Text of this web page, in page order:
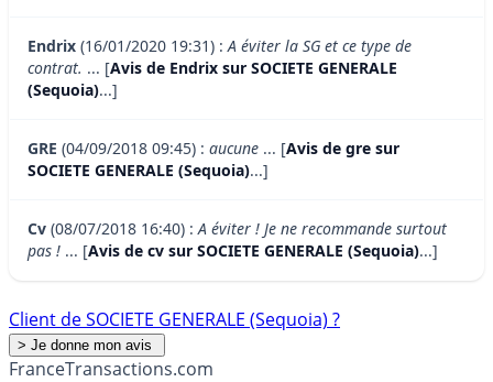
Endrix (16/01/2020 19:31) :A éviter la SG et ce type de
contrat. ... [Avis de Endrix sur SOCIETE GENERALE
(Sequoia)...]
GRE (04/09/2018 09:45) : aucune ... [Avis de gre sur
SOCIETE GENERALE (Sequoia)...]
Cv (08/07/2018 16:40) :A éviter ! Je ne recommande surtout
pas ! ... [Avis de cv sur SOCIETE GENERALE (Sequoia)...]
Client de SOCIETE GENERALE (Sequoia) ?
FranceTransactions.com